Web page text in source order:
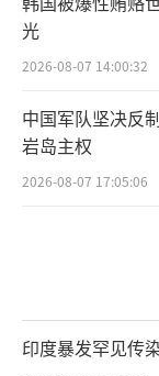
光
2026-08-07 14:00:32
中国军队坚决反
岩岛主权
2026-08-07 17:05:06
印度暴发罕见传